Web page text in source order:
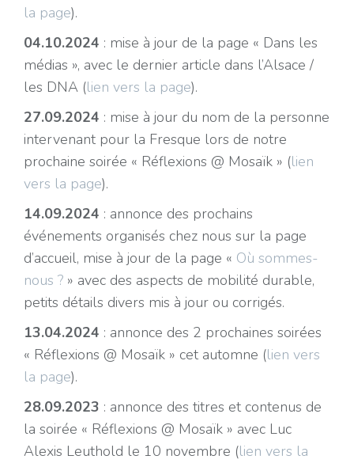
la page).
04.10.2024 : mise à jour de la page « Dans les
médias », avec le dernier article dans l’Alsace /
les DNA (lien vers la page).
27.09.2024 : mise à jour du nom de la personne
intervenant pour la Fresque lors de notre
prochaine soirée « Réflexions @ Mosaïk » (lien
vers la page).
14.09.2024 : annonce des prochains
événements organisés chez nous sur la page
d’accueil, mise à jour de la page « Où sommes-
nous ? » avec des aspects de mobilité durable,
petits détails divers mis à jour ou corrigés.
13.04.2024 : annonce des 2 prochaines soirées
« Réflexions @ Mosaïk » cet automne (lien vers
la page).
28.09.2023 : annonce des titres et contenus de
la soirée « Réflexions @ Mosaïk » avec Luc
Alexis Leuthold le 10 novembre (lien vers la